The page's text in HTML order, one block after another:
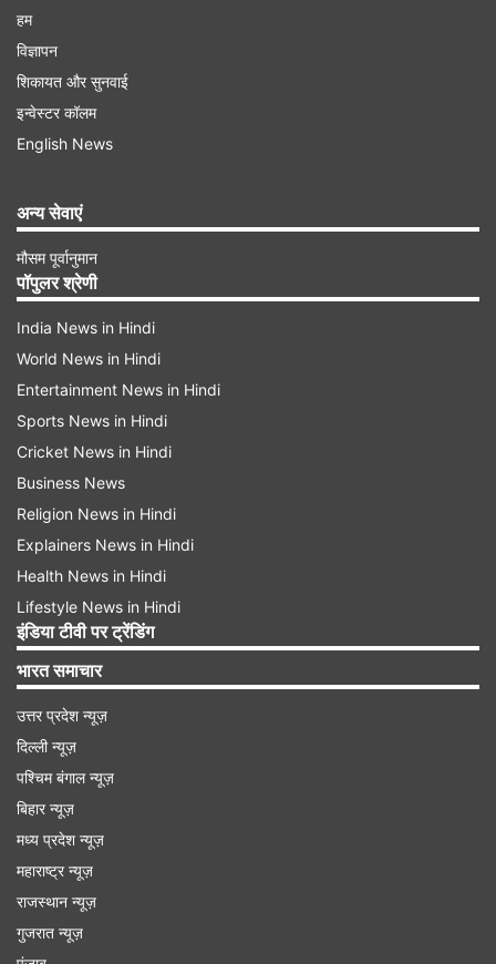
हम
विज्ञापन
शिकायत और सुनवाई
इन्वेस्टर कॉलम
English News
अन्य सेवाएं
मौसम पूर्वानुमान
पॉपुलर श्रेणी
India News in Hindi
World News in Hindi
Entertainment News in Hindi
Sports News in Hindi
Cricket News in Hindi
Business News
Religion News in Hindi
Explainers News in Hindi
Health News in Hindi
Lifestyle News in Hindi
इंडिया टीवी पर ट्रेंडिंग
भारत समाचार
उत्तर प्रदेश न्यूज़
दिल्ली न्यूज़
पश्चिम बंगाल न्यूज़
बिहार न्यूज़
मध्य प्रदेश न्यूज़
महाराष्ट्र न्यूज़
राजस्थान न्यूज़
गुजरात न्यूज़